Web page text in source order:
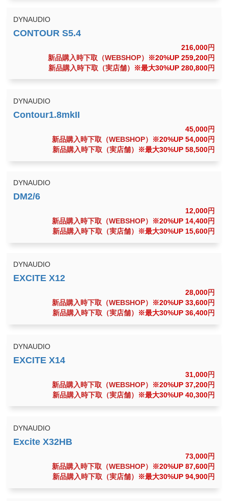
DYNAUDIO
216,000円
新品購入時下取（WEBSHOP）
※20%UP 259,200円
新品購入時下取（実店舗）
※最大30%UP 280,800円
DYNAUDIO
45,000円
新品購入時下取（WEBSHOP）
※20%UP 54,000円
新品購入時下取（実店舗）
※最大30%UP 58,500円
DYNAUDIO
12,000円
新品購入時下取（WEBSHOP）
※20%UP 14,400円
新品購入時下取（実店舗）
※最大30%UP 15,600円
DYNAUDIO
28,000円
新品購入時下取（WEBSHOP）
※20%UP 33,600円
新品購入時下取（実店舗）
※最大30%UP 36,400円
DYNAUDIO
31,000円
新品購入時下取（WEBSHOP）
※20%UP 37,200円
新品購入時下取（実店舗）
※最大30%UP 40,300円
DYNAUDIO
73,000円
新品購入時下取（WEBSHOP）
※20%UP 87,600円
新品購入時下取（実店舗）
※最大30%UP 94,900円